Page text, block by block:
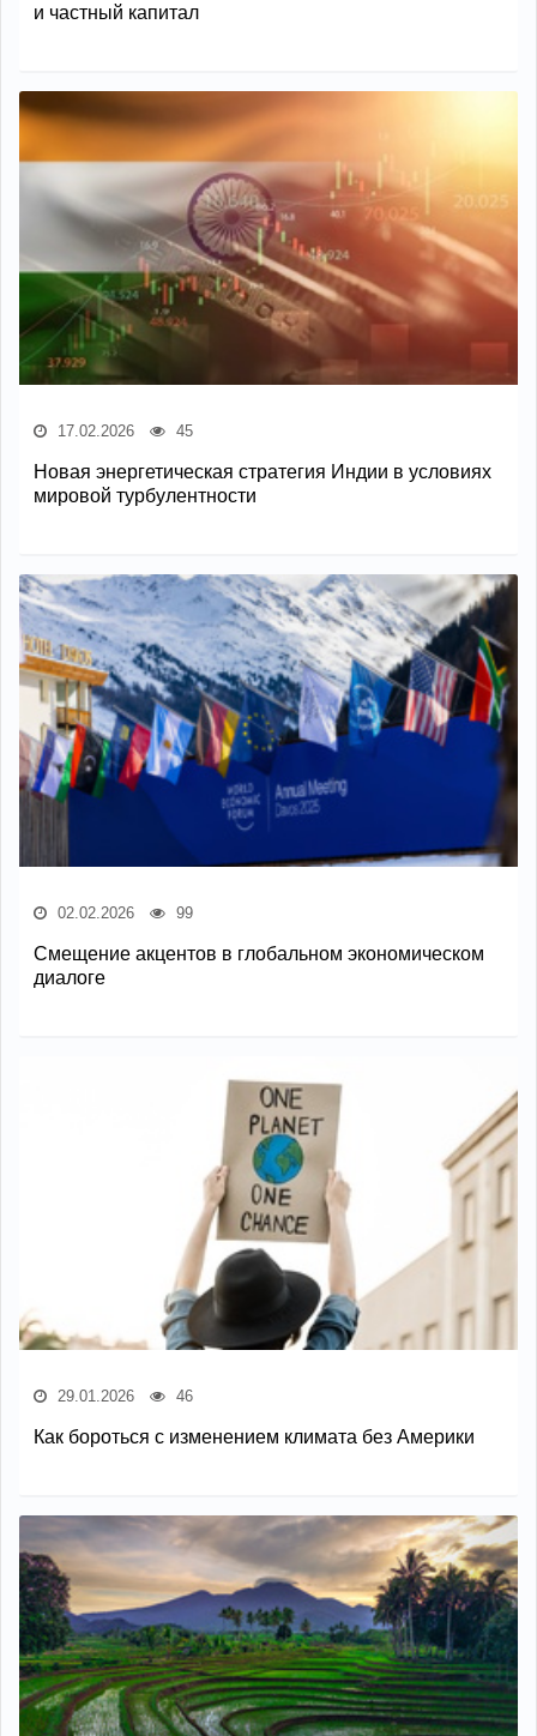
и частный капитал
17.02.2026 45
Новая энергетическая стратегия Индии в условиях
мировой турбулентности
02.02.2026 99
Смещение акцентов в глобальном экономическом
диалоге
29.01.2026 46
Как бороться с изменением климата без Америки